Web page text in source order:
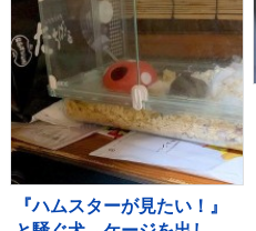
『ハムスターが見たい！』